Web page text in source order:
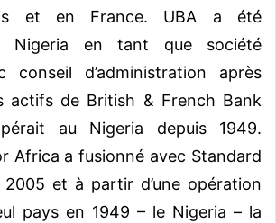
et en France. UBA a été
Nigeria en tant que société
conseil d’administration après
actifs de British & French Bank
au Nigeria depuis 1949.
Africa a fusionné avec Standard
et à partir d’une opération
pays en 1949 – le Nigeria – la